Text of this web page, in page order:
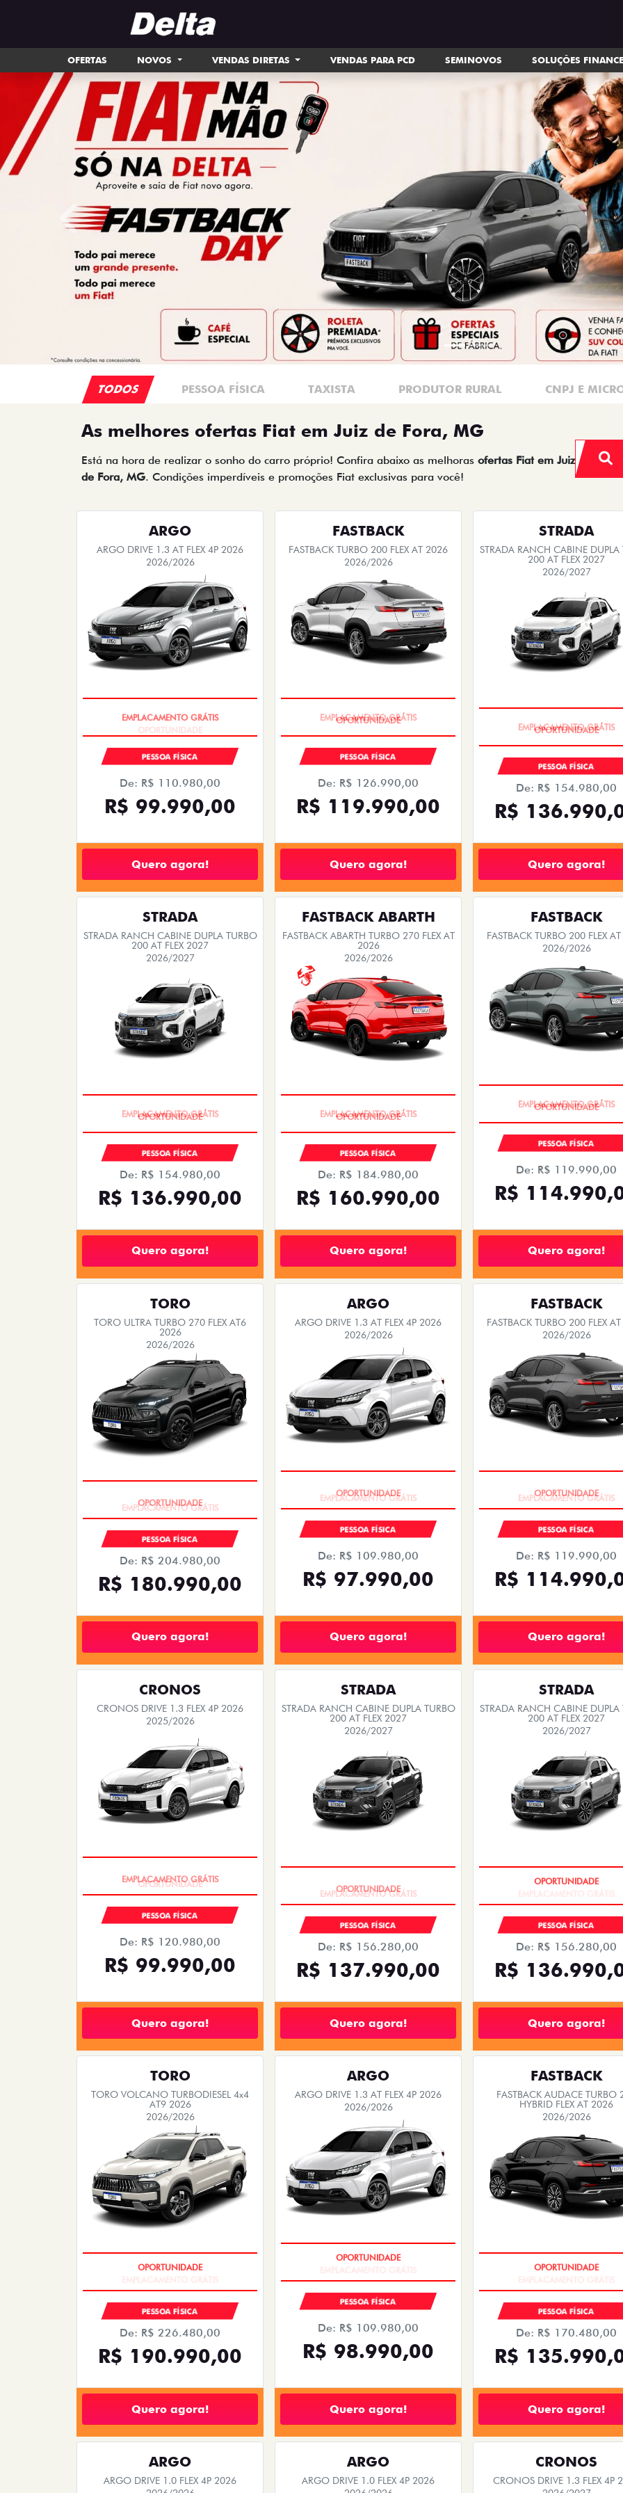
OFERTAS NOVOS VENDAS DIRETAS VENDAS PARA PCD SEMINOVOS SOLUÇÕES
templates.template-01.components.carousel.texts.control_prev
TODOS PESSOA FÍSICA TAXISTA PRODUTOR RURAL CNPJ E
As melhores ofertas Fiat em Juiz de Fora, MG
Está na hora de realizar o sonho do carro próprio! Confira abaixo as melhoras
ofertas Fiat em Juiz
. Condições imperdíveis e promoções Fiat exclusivas para você!
ARGO
ARGO DRIVE 1.3 AT FLEX 4P 2026
PESSOA FÍSICA
De: R$ 110.980,00
R$ 99.990,00
Quero agora!
FASTBACK
FASTBACK TURBO 200 FLEX AT 2026
2026/2026
PESSOA FÍSICA
De: R$ 126.990,00
R$ 119.990,00
Quero agora!
STRADA
STRADA RANCH CABINE DUPLA
200 AT FLEX 2027
De: R$ 154.980,00
R$
STRADA
STRADA RANCH CABINE DUPLA TURBO
200 AT FLEX 2027
2026/2027
De: R$ 154.980,00
R$ 136.990,00
FASTBACK ABARTH
FASTBACK ABARTH TURBO 270 FLEX AT
2026
De: R$ 184.980,00
R$ 160.990,00
FASTBACK
FASTBACK TURBO 200 FLEX AT
2026/2026
PESSOA FÍSICA
De: R$ 119.990,00
R$